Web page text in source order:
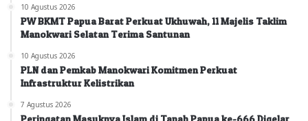
10 Agustus 2026
PW BKMT Papua Barat Perkuat Ukhuwah, 11 Majelis Taklim
Manokwari Selatan Terima Santunan
10 Agustus 2026
PLN dan Pemkab Manokwari Komitmen Perkuat
Infrastruktur Kelistrikan
7 Agustus 2026